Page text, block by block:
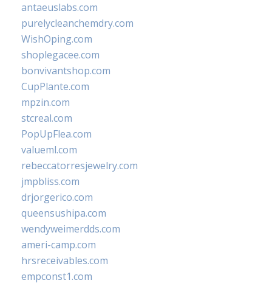
antaeuslabs.com
purelycleanchemdry.com
WishOping.com
shoplegacee.com
bonvivantshop.com
CupPlante.com
mpzin.com
stcreal.com
PopUpFlea.com
valueml.com
rebeccatorresjewelry.com
jmpbliss.com
drjorgerico.com
queensushipa.com
wendyweimerdds.com
ameri-camp.com
hrsreceivables.com
empconst1.com